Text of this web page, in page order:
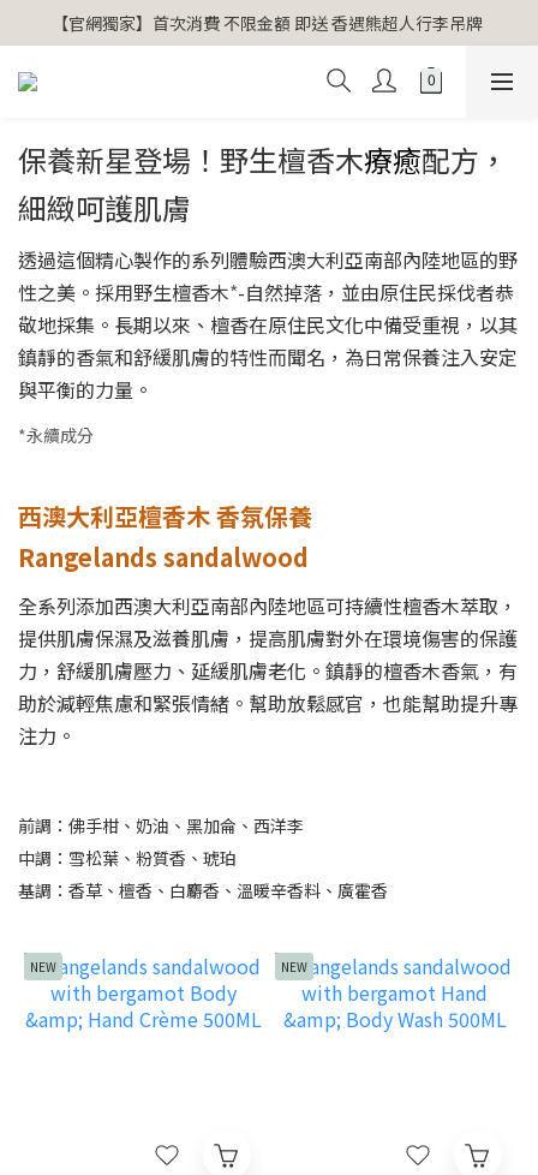
【官網獨家】首次消費 不限金額 即送 香遇熊超人行李吊牌
【官網獨家】首次消費 不限金額 即送 香遇熊超人行李吊牌
安心專用淨化包10入X3 原價960元 特價680元
【官網獨家】首次消費 不限金額 即送 香遇熊超人行李吊牌
保養新星登場！野生檀香木療癒配方，
細緻呵護肌膚
透過這個精心製作的系列體驗西澳大利亞南部內陸地區的野
性之美。採用野生檀香木*-自然掉落，並由原住民採伐者恭
敬地採集。長期以來、檀香在原住民文化中備受重視，以其
鎮靜的香氣和舒緩肌膚的特性而聞名，為日常保養注入安定
與平衡的力量。
*永續成分
西澳大利亞檀香木 香氛保養
Rangelands sandalwood
全系列添加西澳大利亞南部內陸地區可持續性檀香木萃取，
提供肌膚保濕及滋養肌膚，提高肌膚對外在環境傷害的保護
力，舒緩肌膚壓力、延緩肌膚老化。鎮靜的檀香木香氣，有
助於減輕焦慮和緊張情緒。幫助放鬆感官，也能幫助提升專
注力。
前調：佛手柑、奶油、黑加侖、西洋李
中調：雪松葉、粉質香、琥珀
基調：香草、檀香、白麝香、溫暖辛香料、廣霍香
NEW NEW